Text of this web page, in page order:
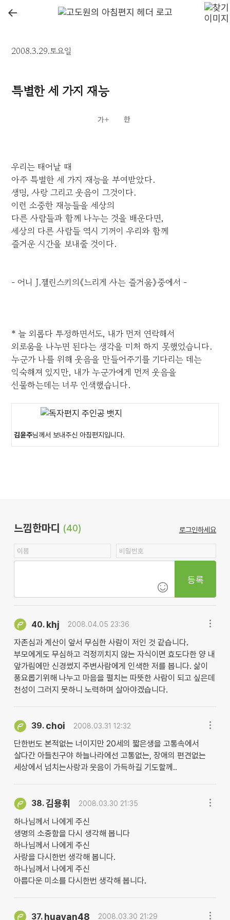
←
2008.3.29.토요일
특별한 세 가지 재능
우리는 태어날 때
아주 특별한 세 가지 재능을 부여받았다.
생명, 사랑 그리고 웃음이 그것이다.
이런 소중한 재능들을 세상의
다른 사람들과 함께 나누는 것을 배운다면,
세상의 다른 사람들 역시 기꺼이 우리와 함께
즐거운 시간을 보내줄 것이다.
- 어니 J.젤린스키의《느리게 사는 즐거움》중에서 -
* 늘 외롭다 투정하면서도, 내가 먼저 연락해서
외로움을 나누면 된다는 생각을 미처 하지 못했었습니다.
누군가 나를 위해 웃음을 만들어주기를 기다리는 데는
익숙해져 있지만, 내가 누군가에게 먼저 웃음을
선물하는데는 너무 인색했습니다.
김윤주님께서 보내주신 아침편지입니다.
느낌한마디 (40) 로그인하세요
등록
40. khj 2008.04.05 23:36
자존심과 계산이 앞서 무심한 사람이 저인 것 같습니다.
부모에게도 무심하고 걱정끼치지 않는 자식이면 효도다한 양 내
앞가림에만 신경썼지 주변사람에게 인색한 저를 봅니다. 삶이
풍요롭기위해 나누고 마음을 펼치는 따뜻한 사람이 되고 싶은데
천성이 그러지 못하니 노력하며 살아야겠습니다.
39. choi 2008.03.31 12:32
단한번도 본적없는 너이지만 20세의 짧은생을 고통속에서
살다간 아들친구야 하늘나라에선 고통없는, 장애의 편견없는
세상에서 넘치는사랑과 웃음이 가득하길 기도할께..
38.김용휘 2008.03.30 21:35
하나님께서 나에게 주신
생명의 소중함을 다시 생각해 봅니다
하나님께서 나에게 주신
사랑을 다시한번 생각해 봅니다.
하나님께서 나에게 주신
아름다운 미소를 다시한번 생각해 봅니다.
37. huayan48 2008.03.30 21:29